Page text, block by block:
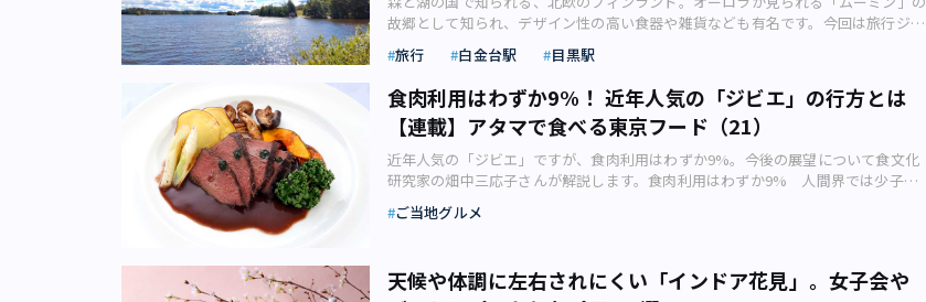
ューが用意されています。 2種類のマンゴーの違いを堪能できる「マンゴーアフタ
ヌーンティー」（画像：株式会社目黒雅叙園リリースより） メキシカンマンゴー
を使用した「完熟マンゴーの杏仁豆腐」は、マンゴーと相性の良いココナッツリキ
に。フィリピンマンゴーを使用した「バナナとマンゴーのタルト」は、甘さと酸味
のバランスが絶妙です。 セイボリーでは「ボイル海老のオレンジマリネ」、「カ
プレーゼ」などのさわやかなメニューが、マンゴーの濃厚な味わいを引き立たせま
す。 ほのかな酸味の「マンゴー羊羹」など7種のスイーツと、クロワッサンを使っ
たフルーツサンドなど4種のセイボリーがラインアップ（画像：株式会社目黒雅叙
園リリースより） 季節替わりのオリジナルブレンドティーには、マンゴーの香り
を楽しめるハーブティーやフルーツティーなど4種が用意されています。定番の飲
（画像：株式会社目黒雅叙園リリースより）●【後楽園】東京ドームホテル「マン
す。 海外のショコラティエたちもほうじ茶の魅力に気づき、フレーバーとして使
うことがありますが、今回の記事では、ほうじ茶のことを知り尽くした日本人の手
による「ほうじ茶チョコレート」をご紹介します。世界のスイーツ業界で、抹茶の
セレクション」17粒入・34粒入りアソートには新茶の茎のみを焙じた「加賀棒茶」
が使われたものも（株式会社アーシュ・ツジグチリリースより）●老舗茶舗が手掛
けるほうじ茶チョコ 寛政2年(1790年)に、初代・福井伊右衛門が京都で創業した
老舗茶舗「福寿園」。「福寿園」の上質なお茶を使った2023年バレンタインチョコ
レートの中から、ほうじ茶を使用したチョコレートを3種類ご紹介します。茶師が
感じるチョコレートです。 京都の老舗茶舗「福寿園」が手掛けた「カレ・ド・茶コ
なコクを楽しめるチョコレート。サクサクとした食感が楽しめるお茶の葉をバラン
故郷として知られ、デザイン性の高い食器や雑貨なども有名です。今回は旅行ジャ
ーナリスト・フォトグラファーのシカマアキさんが、羽田からの直行便やおすすめ
の航空券、都内で開催中のフィンランド・グラスアート展情報も交えてご紹介しま
す。●自然が身近にある、冬はオーロラが見られる確率が高い！ フィンランドは
「自然」が直に感じられる国です。住宅地の近くに公園や森がすぐあり、春夏秋冬
で景色がガラリと変わります。ベストシーズンは、日照時間が最も長い「白夜」と
なる初夏から夏にかけての時期で、イベントも多く開催。本場の「ムーミンワール
ド」は、フィンランド南西部の都市ナーンタリにあります。 フィンランドの森と湖
（画像：photoAC）【画像】北欧デザイン好きにはたまらないマリメッコの社員食
堂＞＞ 一方、冬の雪におおわれたフィンランドもまた趣があり、旅行客が少なく
ヴァニエミです。 フィンランドで見られるオーロラ（画像：photoAC） 国土の7
割以上が森というフィンランドでは、ただ散策するだけで身も心も癒やされます。
旅行 白金台駅 目黒駅
食肉利用はわずか9%！ 近年人気の「ジビエ」の行方とは
【連載】アタマで食べる東京フード（21）
近年人気の「ジビエ」ですが、食肉利用はわずか9%。今後の展望について食文化
研究家の畑中三応子さんが解説します。食肉利用はわずか9% 人間界では少子高
齢化で人口減少しているのとは逆に、自然界では野生動物が増え続けています。ク
マが人里に出没して人間を襲うとニュースになりますが、シカやイノシシが田畑を
育てた野菜や穀物が、野生動物に食べられてしまって農業者の意欲が減退するな
ご当地グルメ
天候や体調に左右されにくい「インドア花見」。女子会や